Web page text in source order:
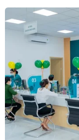
Vinhomes tổ
“Ngày hội vui
02/11/2016 03:44
Ngày 06/11/2016,
khỏe 2016 tại khu
khu đô thị sinh thái